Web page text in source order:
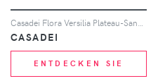
CASADEI
ENTDECKEN SIE